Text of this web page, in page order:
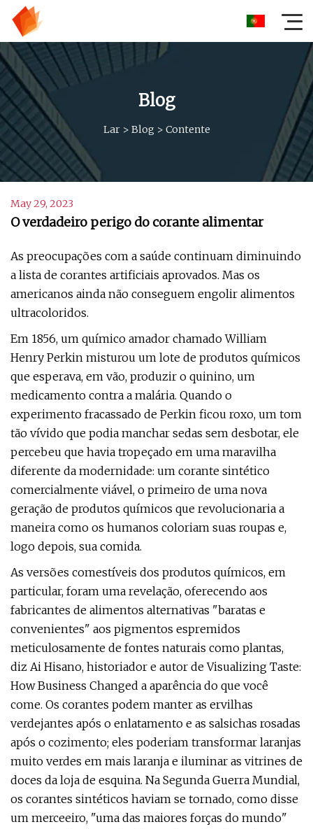
Blog
Lar> Blog > Contente
May 29, 2023
O verdadeiro perigo do corante alimentar
As preocupações com a saúde continuam diminuindo
a lista de corantes artificiais aprovados. Mas os
americanos ainda não conseguem engolir alimentos
ultracoloridos.
Em 1856, um químico amador chamado William
Henry Perkin misturou um lote de produtos químicos
que esperava, em vão, produzir o quinino, um
medicamento contra a malária. Quando o
experimento fracassado de Perkin ficou roxo, um tom
tão vívido que podia manchar sedas sem desbotar, ele
percebeu que havia tropeçado em uma maravilha
diferente da modernidade: um corante sintético
comercialmente viável, o primeiro de uma nova
geração de produtos químicos que revolucionaria a
maneira como os humanos coloriam suas roupas e,
logo depois, sua comida.
As versões comestíveis dos produtos químicos, em
particular, foram uma revelação, oferecendo aos
fabricantes de alimentos alternativas "baratas e
convenientes" aos pigmentos espremidos
meticulosamente de fontes naturais como plantas,
diz Ai Hisano, historiador e autor de Visualizing Taste:
How Business Changed a aparência do que você
come. Os corantes podem manter as ervilhas
verdejantes após o enlatamento e as salsichas rosadas
após o cozimento; eles poderiam transformar laranjas
muito verdes em mais laranja e iluminar as vitrines de
doces da loja de esquina. Na Segunda Guerra Mundial,
os corantes sintéticos haviam se tornado, como disse
um merceeiro, "uma das maiores forças do mundo"